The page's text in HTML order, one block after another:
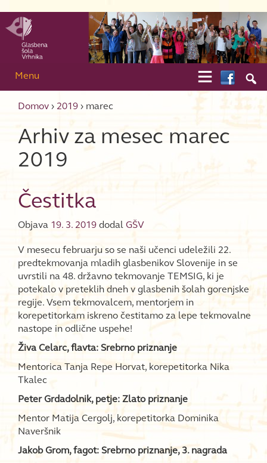

Menu 
Domov › 2019 › marec
Arhiv za mesec marec
2019
Čestitka
Objava 19. 3. 2019 dodal GŠV
V mesecu februarju so se naši učenci udeležili 22.
predtekmovanja mladih glasbenikov Slovenije in se
uvrstili na 48. državno tekmovanje TEMSIG, ki je
potekalo v preteklih dneh v glasbenih šolah gorenjske
regije. Vsem tekmovalcem, mentorjem in
korepetitorkam iskreno čestitamo za lepe tekmovalne
nastope in odlične uspehe!
Živa Celarc, flavta: Srebrno priznanje
Mentorica Tanja Repe Horvat, korepetitorka Nika
Tkalec
Peter Grdadolnik, petje: Zlato priznanje
Mentor Matija Cergolj, korepetitorka Dominika
Naveršnik
Jakob Grom, fagot: Srebrno priznanje, 3. nagrada